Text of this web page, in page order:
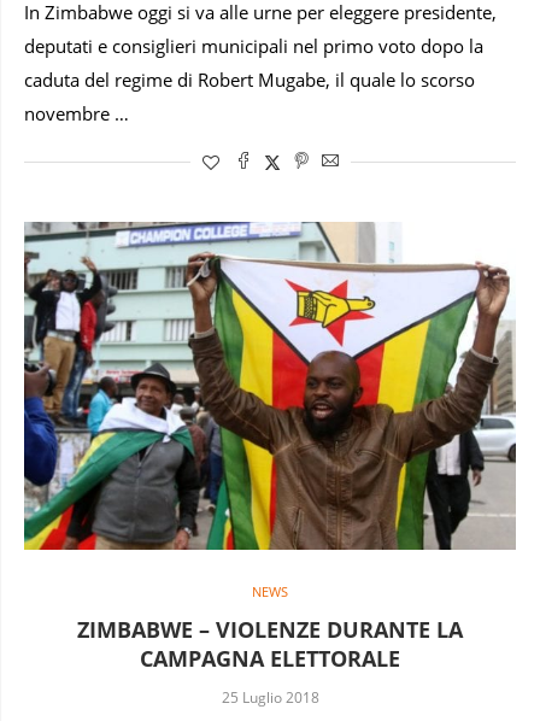
In Zimbabwe oggi si va alle urne per eleggere presidente,
deputati e consiglieri municipali nel primo voto dopo la
caduta del regime di Robert Mugabe, il quale lo scorso
novembre …
NEWS
ZIMBABWE – VIOLENZE DURANTE LA
CAMPAGNA ELETTORALE
25 Luglio 2018